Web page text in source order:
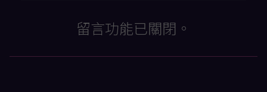
留言功能已關閉。